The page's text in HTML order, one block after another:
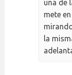
una de
mete
la